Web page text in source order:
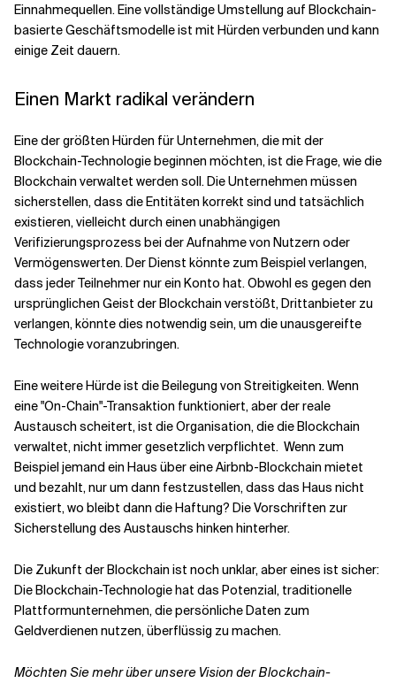
Einnahmequellen. Eine vollständige Umstellung auf Blockchain-
basierte Geschäftsmodelle ist mit Hürden verbunden und kann
einige Zeit dauern.
Einen Markt radikal verändern
Eine der größten Hürden für Unternehmen, die mit der
Blockchain-Technologie beginnen möchten, ist die Frage, wie die
Blockchain verwaltet werden soll. Die Unternehmen müssen
sicherstellen, dass die Entitäten korrekt sind und tatsächlich
existieren, vielleicht durch einen unabhängigen
Verifizierungsprozess bei der Aufnahme von Nutzern oder
Vermögenswerten. Der Dienst könnte zum Beispiel verlangen,
dass jeder Teilnehmer nur ein Konto hat. Obwohl es gegen den
ursprünglichen Geist der Blockchain verstößt, Drittanbieter zu
verlangen, könnte dies notwendig sein, um die unausgereifte
Technologie voranzubringen.
Eine weitere Hürde ist die Beilegung von Streitigkeiten. Wenn
eine "On-Chain"-Transaktion funktioniert, aber der reale
Austausch scheitert, ist die Organisation, die die Blockchain
verwaltet, nicht immer gesetzlich verpflichtet. Wenn zum
Beispiel jemand ein Haus über eine Airbnb-Blockchain mietet
und bezahlt, nur um dann festzustellen, dass das Haus nicht
existiert, wo bleibt dann die Haftung? Die Vorschriften zur
Sicherstellung des Austauschs hinken hinterher.
Die Zukunft der Blockchain ist noch unklar, aber eines ist sicher:
Die Blockchain-Technologie hat das Potenzial, traditionelle
Plattformunternehmen, die persönliche Daten zum
Geldverdienen nutzen, überflüssig zu machen.
Möchten Sie mehr über unsere Vision der Blockchain-